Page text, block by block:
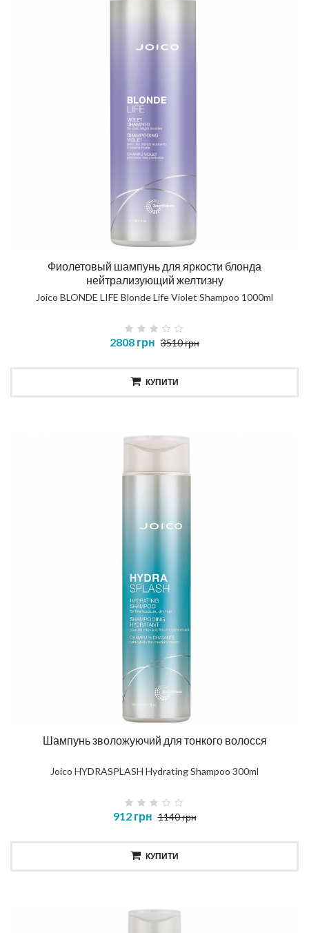
Фиолетовый шампунь для яркости блонда
нейтрализующий желтизну
Joico BLONDE LIFE Blonde Life Violet Shampoo 1000ml
2808 грн 3510 грн
КУПИТИ
Шампунь зволожуючий для тонкого волосся
Joico HYDRASPLASH Hydrating Shampoo 300ml
912 грн 1140 грн
КУПИТИ